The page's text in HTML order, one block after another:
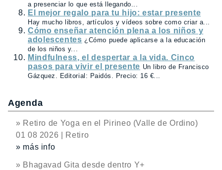
a presenciar lo que está llegando...
El mejor regalo para tu hijo: estar presente
Hay mucho libros, artículos y vídeos sobre como criar a...
Cómo enseñar atención plena a los niños y
adolescentes ¿Cómo puede aplicarse a la educación
de los niños y...
Mindfulness, el despertar a la vida. Cinco
pasos para vivir el presente Un libro de Francisco
Gázquez. Editorial: Paidós. Precio: 16 €...
Agenda
» Retiro de Yoga en el Pirineo (Valle de Ordino)
01 08 2026 | Retiro
» más info
» Bhagavad Gita desde dentro Y+